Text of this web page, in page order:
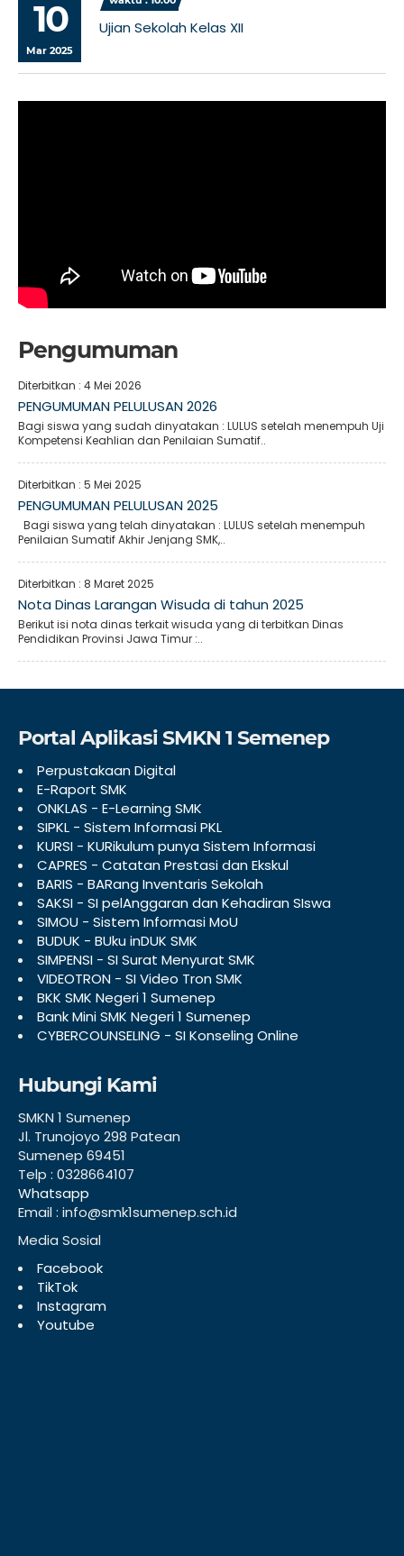
10
Mar 2025
Ujian Sekolah Kelas XII
Pengumuman
Diterbitkan : 4 Mei 2026
PENGUMUMAN PELULUSAN 2026
Bagi siswa yang sudah dinyatakan : LULUS setelah menempuh Uji
Kompetensi Keahlian dan Penilaian Sumatif..
Diterbitkan : 5 Mei 2025
PENGUMUMAN PELULUSAN 2025
Bagi siswa yang telah dinyatakan : LULUS setelah menempuh
Penilaian Sumatif Akhir Jenjang SMK,..
Diterbitkan : 8 Maret 2025
Nota Dinas Larangan Wisuda di tahun 2025
Berikut isi nota dinas terkait wisuda yang di terbitkan Dinas
Pendidikan Provinsi Jawa Timur :..
Portal Aplikasi SMKN 1 Semenep
Perpustakaan Digital
E-Raport SMK
ONKLAS - E-Learning SMK
SIPKL - Sistem Informasi PKL
KURSI - KURikulum punya Sistem Informasi
CAPRES - Catatan Prestasi dan Ekskul
BARIS - BARang Inventaris Sekolah
SAKSI - SI pelAnggaran dan Kehadiran SIswa
SIMOU - Sistem Informasi MoU
BUDUK - BUku inDUK SMK
SIMPENSI - SI Surat Menyurat SMK
VIDEOTRON - SI Video Tron SMK
BKK SMK Negeri 1 Sumenep
Bank Mini SMK Negeri 1 Sumenep
CYBERCOUNSELING - SI Konseling Online
Hubungi Kami
SMKN 1 Sumenep
Jl. Trunojoyo 298 Patean
Sumenep 69451
Telp : 0328664107
Whatsapp
Email : info@smk1sumenep.sch.id
Media Sosial
Facebook
TikTok
Instagram
Youtube